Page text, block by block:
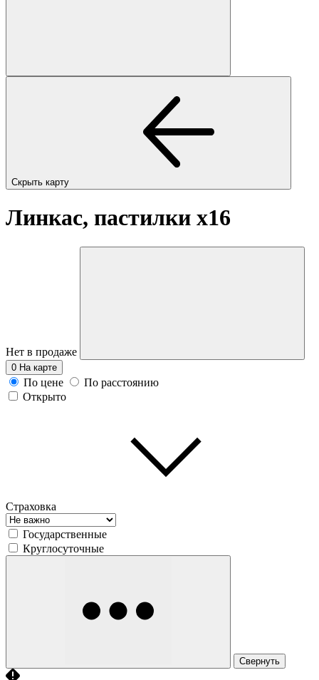
Скрыть карту
Линкас, пастилки x16
Нет в продаже
0 На карте
По цене
По расстоянию
Открыто
Страховка
Государственные
Круглосуточные
Свернуть